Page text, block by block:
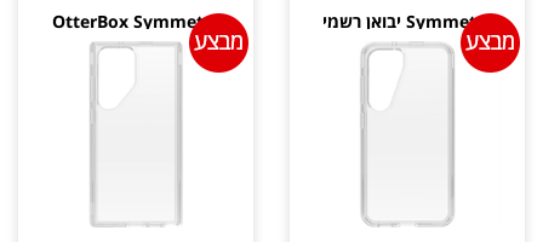
Symmetry יבואן רשמי
OtterBox Symmetry
יבואן רשמי